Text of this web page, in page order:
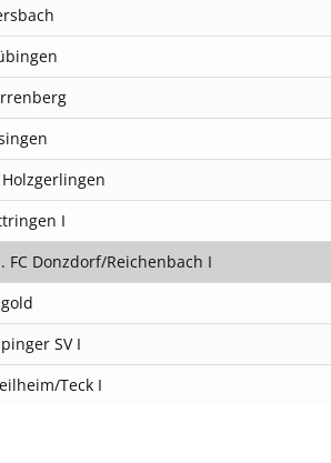
I
FC Donzdorf/Reichenbach I
SV I
Teck I